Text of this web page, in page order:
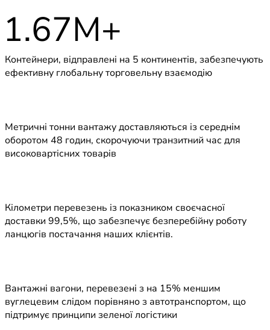
1.67M+
Контейнери, відправлені на 5 континентів, забезпечують
ефективну глобальну торговельну взаємодію
Метричні тонни вантажу доставляються із середнім
оборотом 48 годин, скорочуючи транзитний час для
високовартісних товарів
Кілометри перевезень із показником своєчасної
доставки 99,5%, що забезпечує безперебійну роботу
ланцюгів постачання наших клієнтів.
Вантажні вагони, перевезені з на 15% меншим
вуглецевим слідом порівняно з автотранспортом, що
підтримує принципи зеленої логістики